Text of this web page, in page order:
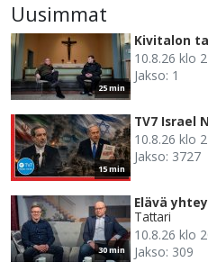
Uusimmat
25 min
Kivitalon
10.8.26 klo
Jakso: 1
15 min
TV7 Israel
10.8.26 klo
Jakso: 3727
30 min
Elävä
Tattari
10.8.26 klo
Jakso: 309